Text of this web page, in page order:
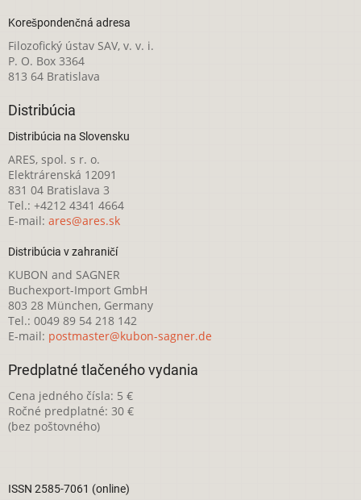
Korešpondenčná adresa
Filozofický ústav SAV, v. v. i.
P. O. Box 3364
813 64 Bratislava
Distribúcia
Distribúcia na Slovensku
ARES, spol. s r. o.
Elektrárenská 12091
831 04 Bratislava 3
Tel.: +4212 4341 4664
E-mail: ares@ares.sk
Distribúcia v zahraničí
KUBON and SAGNER
Buchexport-Import GmbH
803 28 München, Germany
Tel.: 0049 89 54 218 142
E-mail: postmaster@kubon-sagner.de
Predplatné tlačeného vydania
Cena jedného čísla: 5 €
Ročné predplatné: 30 €
(bez poštovného)
ISSN 2585-7061 (online)